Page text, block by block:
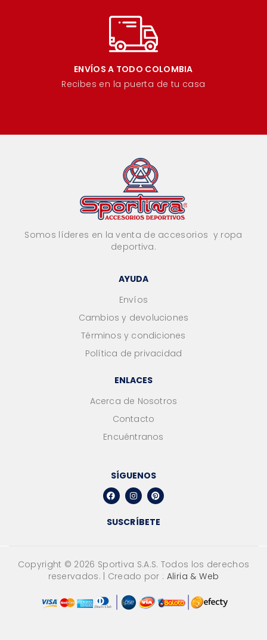
ENVÍOS A TODO COLOMBIA
Recibes en la puerta de tu casa
Somos líderes en la venta de accesorios y ropa
deportiva.
AYUDA
Envíos
Cambios y devoluciones
Términos y condiciones
Política de privacidad
ENLACES
Acerca de Nosotros
Contacto
Encuéntranos
SÍGUENOS
SUSCRÍBETE
Copyright © 2026 Sportiva S.A.S. Todos los derechos
reservados. | Creado por : Aliria & Web